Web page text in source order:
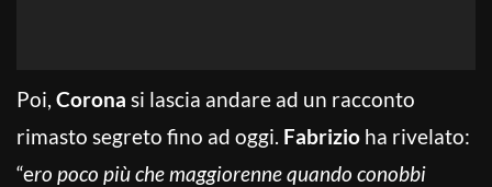
Poi, Corona si lascia andare ad un racconto
rimasto segreto fino ad oggi. Fabrizio ha rivelato:
“ero poco più che maggiorenne quando conobbi